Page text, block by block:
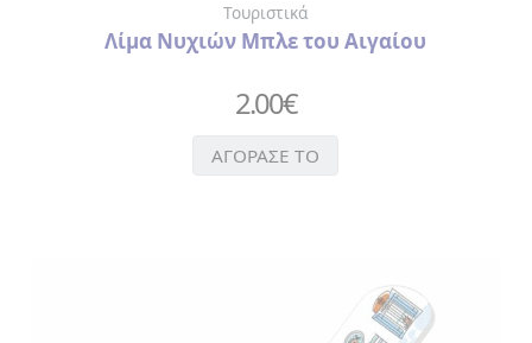
Τουριστικά
Λίμα Νυχιών Μπλε του Αιγαίου
2.00€
ΑΓΟΡΑΣΕ ΤΟ